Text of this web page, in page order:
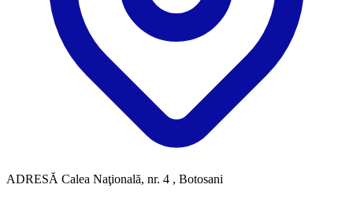
ADRESĂ Calea Naţională, nr. 4 , Botosani